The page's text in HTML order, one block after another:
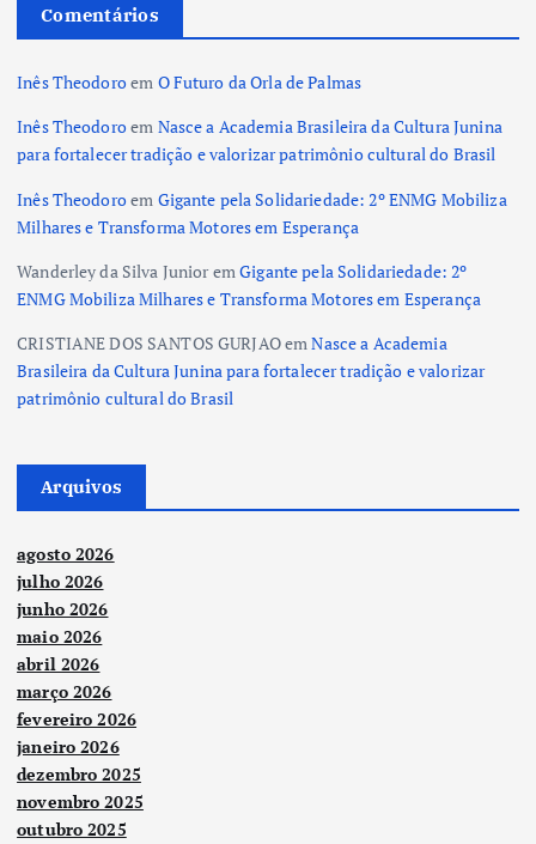
Comentários
Inês Theodoroem O Futuro da Orla de Palmas
Inês Theodoroem Nasce a Academia Brasileira da Cultura Junina
para fortalecer tradição e valorizar patrimônio cultural do Brasil
Inês Theodoroem Gigante pela Solidariedade: 2º ENMG Mobiliza
Milhares e Transforma Motores em Esperança
Wanderley da Silva JunioremGigante pela Solidariedade: 2º
ENMG Mobiliza Milhares e Transforma Motores em Esperança
CRISTIANE DOS SANTOS GURJAOemNasce a Academia
Brasileira da Cultura Junina para fortalecer tradição e valorizar
patrimônio cultural do Brasil
Arquivos
agosto 2026
julho 2026
junho 2026
maio 2026
abril 2026
março 2026
fevereiro 2026
janeiro 2026
dezembro 2025
novembro 2025
outubro 2025